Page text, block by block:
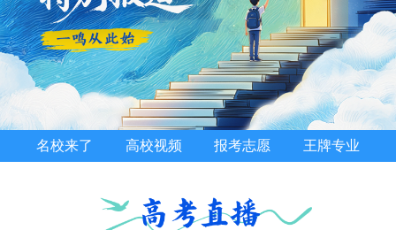
名校来了 高校视频 报考志愿 王牌专业